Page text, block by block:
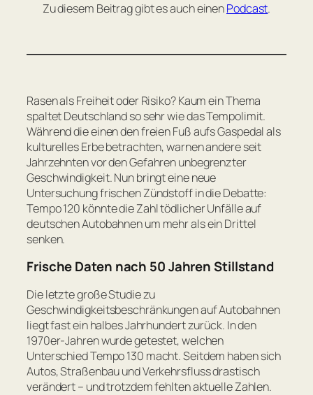
Zu diesem Beitrag gibt es auch einenPodcast.
Rasen als Freiheit oder Risiko? Kaum ein Thema
spaltet Deutschland so sehr wie das Tempolimit.
Während die einen den freien Fuß aufs Gaspedal als
kulturelles Erbe betrachten, warnen andere seit
Jahrzehnten vor den Gefahren unbegrenzter
Geschwindigkeit. Nun bringt eine neue
Untersuchung frischen Zündstoff in die Debatte:
Tempo 120 könnte die Zahl tödlicher Unfälle auf
deutschen Autobahnen um mehr als ein Drittel
senken.
Frische Daten nach 50 Jahren Stillstand
Die letzte große Studie zu
Geschwindigkeitsbeschränkungen auf Autobahnen
liegt fast ein halbes Jahrhundert zurück. In den
1970er-Jahren wurde getestet, welchen
Unterschied Tempo 130 macht. Seitdem haben sich
Autos, Straßenbau und Verkehrsfluss drastisch
verändert – und trotzdem fehlten aktuelle Zahlen.